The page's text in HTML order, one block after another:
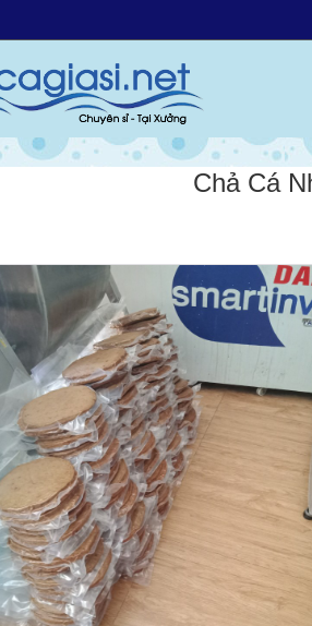
Nơi bán chả cá Liên quan đến
Chả Cá